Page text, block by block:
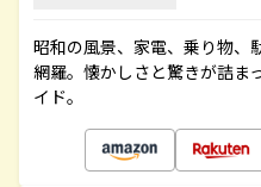
昭和の風景、家電、乗り物、
網羅。懐かしさと驚きが詰ま
イド。